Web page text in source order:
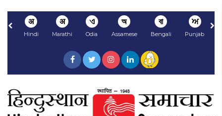
अ
Hindi
अ
Marathi
ଏ
Odia
অ
Assamese
বা
Bengali
ਅ
Punjabi